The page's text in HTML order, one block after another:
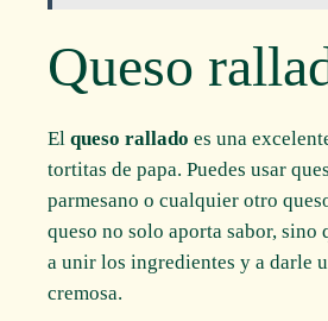
Queso
Elqueso rallado es una
tortitas de papa. Puedes usar
parmesano o cualquier otro
queso no solo aporta sabor, sino
a unir los ingredientes y a darle
cremosa.